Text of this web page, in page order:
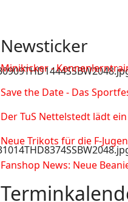
Newsticker
Minikicker -
Save the Date - Das
Der TuS Nettelstedt lädt
Neue Trikots für die F-
Fanshop News: Neue